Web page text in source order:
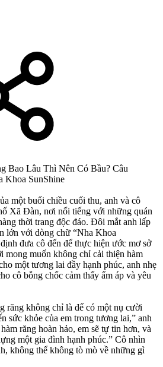
Bao Lâu Thì Nên Có Bầu? Câu
Khoa SunShine
một buổi chiều cuối thu, anh và cô
Xã Đàn, nơi nổi tiếng với những quán
thời trang độc đáo. Đôi mắt anh lấp
lớn với dòng chữ “Nha Khoa
đưa cô đến để thực hiện ước mơ sở
mong muốn không chỉ cải thiện hàm
một tương lai đầy hạnh phúc, anh nhẹ
cô bỗng chốc cảm thấy ấm áp và yêu
răng không chỉ là để có một nụ cười
sức khỏe của em trong tương lai,” anh
răng hoàn hảo, em sẽ tự tin hơn, và
một gia đình hạnh phúc.” Cô nhìn
không thể không tò mò về những gì